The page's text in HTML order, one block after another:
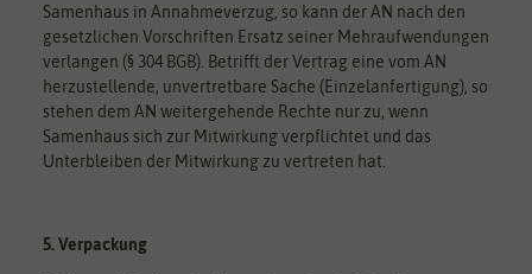
Samenhaus in Annahmeverzug, so kann der AN nach den
gesetzlichen Vorschriften Ersatz seiner Mehraufwendungen
verlangen (§ 304 BGB). Betrifft der Vertrag eine vom AN
herzustellende, unvertretbare Sache (Einzelanfertigung), so
stehen dem AN weitergehende Rechte nur zu, wenn
Samenhaus sich zur Mitwirkung verpflichtet und das
Unterbleiben der Mitwirkung zu vertreten hat.
5. Verpackung